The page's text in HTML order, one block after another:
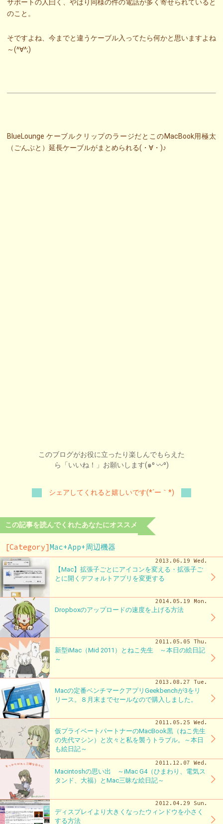
サポートの人曰く、やはり同様の件の電話が多く寄せられていると
のこと。
そですよね、今までと違うケーブル入ってたら何かと思いますよね
～(^∀^;)
BlueLounge ケーブルクリップのラージだとこのMacBook用極太
（ごんぶと）延長ケーブルがまとめられる(・∀・)♪
このブログがお役に立ったり楽しんでもらえた
ら「いいね！」お願いします(๑⁰ 〰⁰)
シェアしてくれると嬉しいです(*´ー｀*)
この記事を読んでくれたあなたにオススメ
[Category]Mac+App+周辺機器
2013.06.19 Wed.
【Mac】拡張子ごとにアイコンを変える・拡張子ご
とに開くデフォルトアプリを変更する
2014.05.19 Mon.
Dropboxのアップロードの速度を上げる方法
2011.05.05 Thu.
新型iMac（Mid 2011）とねこ先生 ～本日の絵日記
～
2013.08.27 Tue.
Macの定番ベンチマークアプリGeekbenchが3をリ
リース。８月末までセールなので購入しました。
2011.05.25 Wed.
仮プライベートパートナーのMacBook黒（ねこ先生
の先代マシン）と次々と私を襲うトラブル。～本日
も絵日記～
2011.12.07 Wed.
Macintoshの思い出 ～iMac G4（ひまわり、電気ス
タンド、大福）とMac三昧な絵日記～
2012.04.29 Sun.
ディスプレイより大きくなったウィンドウを小さく
する方法